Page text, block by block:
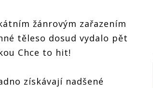
žánrovým zařazením
těleso dosud vydalo pět
Chce to hit!
získávají nadšené